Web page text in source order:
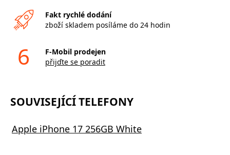
Fakt rychlé dodání
zboží skladem posíláme do 24 hodin
6
F-Mobil prodejen
přijďte se poradit
SOUVISEJÍCÍ TELEFONY
Apple iPhone 17 256GB White